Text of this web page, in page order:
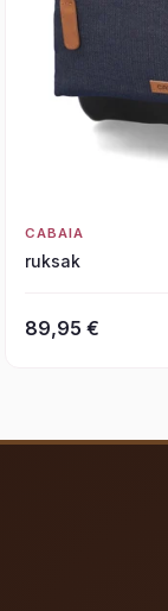
CABAIA
ruksak
89,95 €